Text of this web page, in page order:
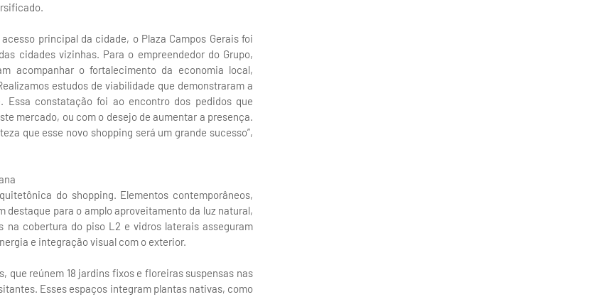
principal da cidade, o Plaza Campos Gerais foi
cidades vizinhas. Para o empreendedor do Grupo,
acompanhar o fortalecimento da economia local,
estudos de viabilidade que demonstraram a
Essa constatação foi ao encontro dos pedidos que
mercado, ou com o desejo de aumentar a presença.
que esse novo shopping será um grande sucesso”,
do shopping. Elementos contemporâneos,
para o amplo aproveitamento da luz natural,
na cobertura do piso L2 e vidros laterais asseguram
e integração visual com o exterior.
que reúnem 18 jardins fixos e floreiras suspensas nas
Esses espaços integram plantas nativas, como